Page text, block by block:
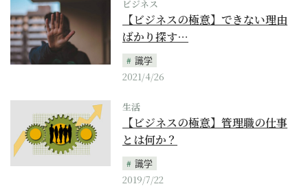
ビジネス
【ビジネスの極意】できない理由
ばかり探す…
識学
2021/4/26
生活
【ビジネスの極意】管理職の仕事
とは何か？
識学
2019/7/22